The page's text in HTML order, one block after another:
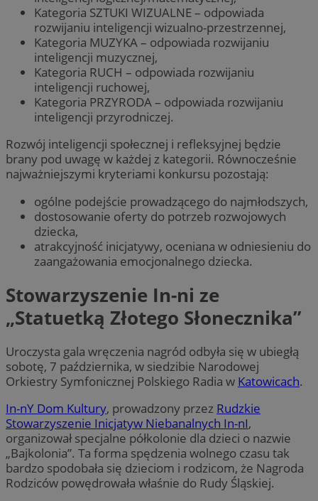
Kategoria SZTUKI WIZUALNE – odpowiada
rozwijaniu inteligencji wizualno-przestrzennej,
Kategoria MUZYKA – odpowiada rozwijaniu
inteligencji muzycznej,
Kategoria RUCH – odpowiada rozwijaniu
inteligencji ruchowej,
Kategoria PRZYRODA – odpowiada rozwijaniu
inteligencji przyrodniczej.
Rozwój inteligencji społecznej i refleksyjnej będzie
brany pod uwagę w każdej z kategorii. Równocześnie
najważniejszymi kryteriami konkursu pozostają:
ogólne podejście prowadzącego do najmłodszych,
dostosowanie oferty do potrzeb rozwojowych
dziecka,
atrakcyjność inicjatywy, oceniana w odniesieniu do
zaangażowania emocjonalnego dziecka.
Stowarzyszenie In-ni ze
„Statuetką Złotego Słonecznika”
Uroczysta gala wręczenia nagród odbyła się w ubiegłą
sobotę, 7 października, w siedzibie Narodowej
Orkiestry Symfonicznej Polskiego Radia w Katowicach.
In-nY Dom Kultury, prowadzony przez Rudzkie
Stowarzyszenie Inicjatyw Niebanalnych In-nI,
organizował specjalne półkolonie dla dzieci o nazwie
„Bajkolonia”. Ta forma spędzenia wolnego czasu tak
bardzo spodobała się dzieciom i rodzicom, że Nagroda
Rodziców powędrowała właśnie do Rudy Śląskiej.